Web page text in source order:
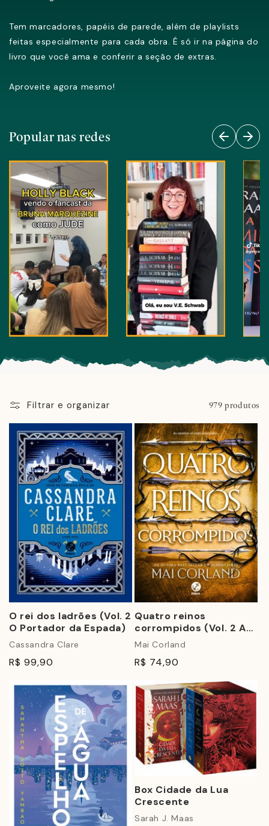
Tem marcadores, papéis de parede, além de playlists
feitas especialmente para cada obra. É só ir na página do
livro que você ama e conferir a seção de extras.
Aproveite agora mesmo!
Popular nas redes
Filtrar e organizar 979 produtos
O rei dos ladrões (Vol. 2
O Portador da Espada)
Cassandra Clare
R$ 99,90
Quatro reinos
corrompidos (Vol. 2 As
Lâminas Partidas)
Mai Corland
R$ 74,90
Box Cidade da Lua
Crescente
Sarah J. Maas